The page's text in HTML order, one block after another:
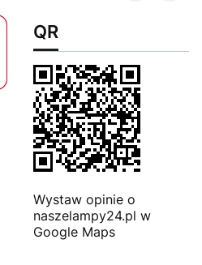
QR
Wystaw opinie o
naszelampy24.pl w
Google Maps